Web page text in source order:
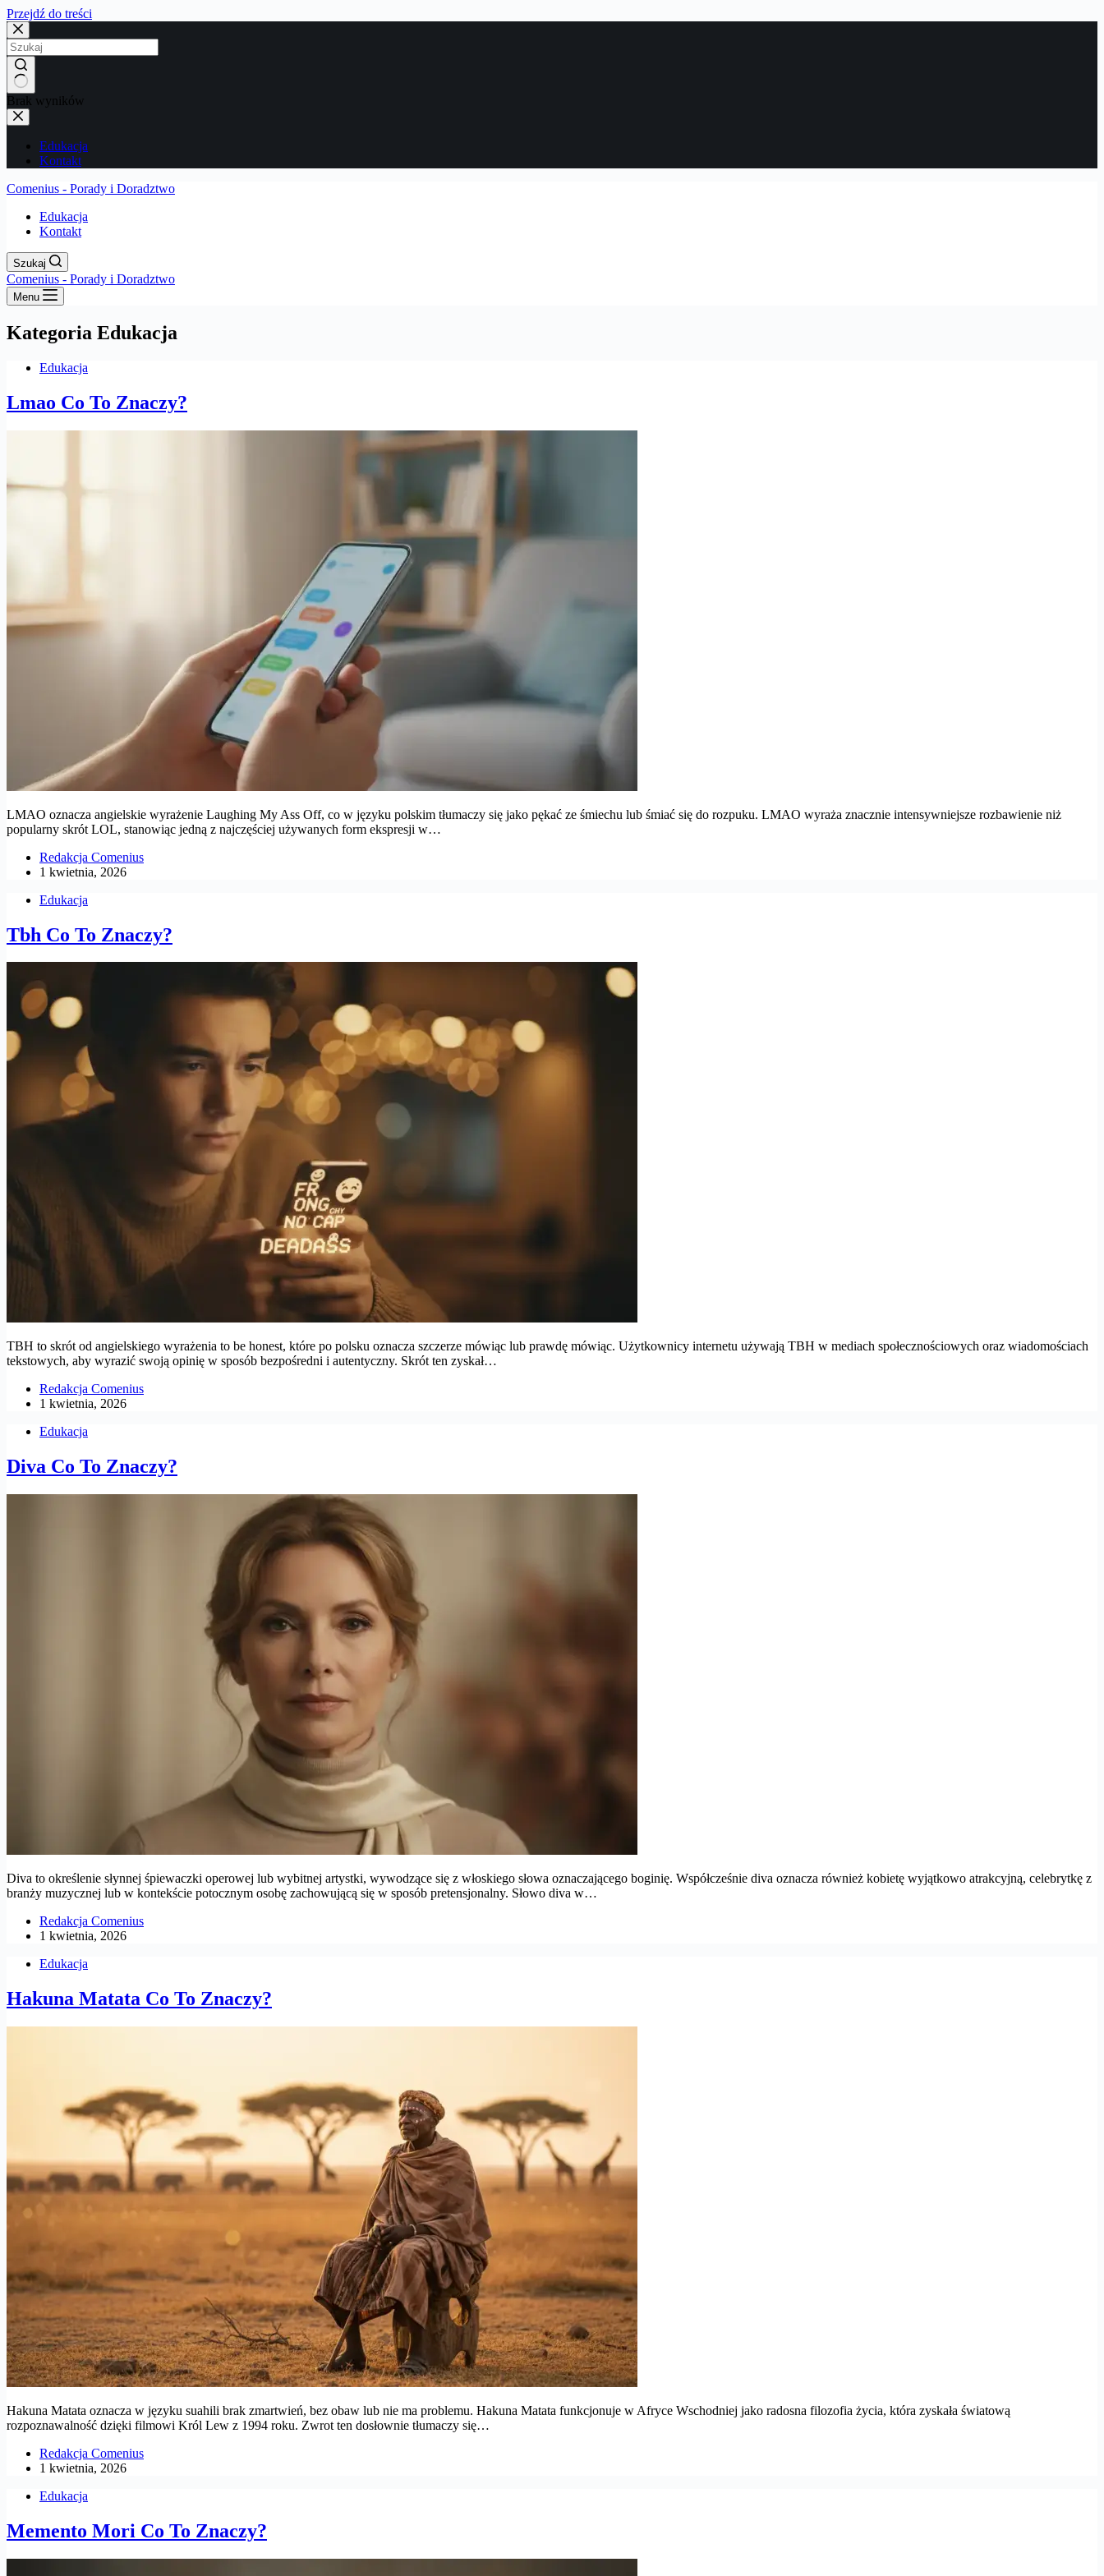
Przejdź do treści
Brak wyników
Edukacja
Kontakt
Comenius - Porady i Doradztwo
Edukacja
Kontakt
Szukaj
Comenius - Porady i Doradztwo
Menu
Kategoria Edukacja
Edukacja
Lmao Co To Znaczy?
LMAO oznacza angielskie wyrażenie Laughing My Ass Off, co w języku polskim tłumaczy się jako pękać ze śmiechu lub śmiać się do rozpuku. LMAO wyraża znacznie intensywniejsze rozbawienie niż
popularny skrót LOL, stanowiąc jedną z najczęściej używanych form ekspresji w…
Redakcja Comenius
1 kwietnia, 2026
Edukacja
Tbh Co To Znaczy?
TBH to skrót od angielskiego wyrażenia to be honest, które po polsku oznacza szczerze mówiąc lub prawdę mówiąc. Użytkownicy internetu używają TBH w mediach społecznościowych oraz wiadomościach
tekstowych, aby wyrazić swoją opinię w sposób bezpośredni i autentyczny. Skrót ten zyskał…
Redakcja Comenius
1 kwietnia, 2026
Edukacja
Diva Co To Znaczy?
Diva to określenie słynnej śpiewaczki operowej lub wybitnej artystki, wywodzące się z włoskiego słowa oznaczającego boginię. Współcześnie diva oznacza również kobietę wyjątkowo atrakcyjną, celebrytkę z
branży muzycznej lub w kontekście potocznym osobę zachowującą się w sposób pretensjonalny. Słowo diva w…
Redakcja Comenius
1 kwietnia, 2026
Edukacja
Hakuna Matata Co To Znaczy?
Hakuna Matata oznacza w języku suahili brak zmartwień, bez obaw lub nie ma problemu. Hakuna Matata funkcjonuje w Afryce Wschodniej jako radosna filozofia życia, która zyskała światową
rozpoznawalność dzięki filmowi Król Lew z 1994 roku. Zwrot ten dosłownie tłumaczy się…
Redakcja Comenius
1 kwietnia, 2026
Edukacja
Memento Mori Co To Znaczy?